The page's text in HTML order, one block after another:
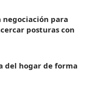
negociación para
posturas con
del hogar de forma